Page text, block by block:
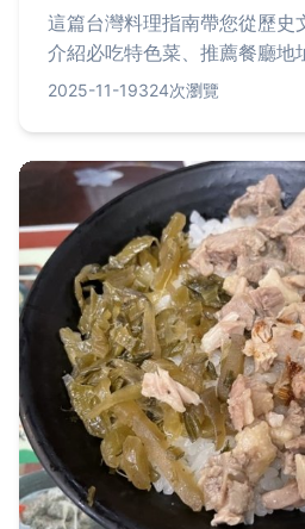
這篇台灣料理指南帶您從歷史
介紹必吃特色菜、推薦餐廳地
實用烹飪技巧和常見問答。無
2025-11-19324次瀏覽